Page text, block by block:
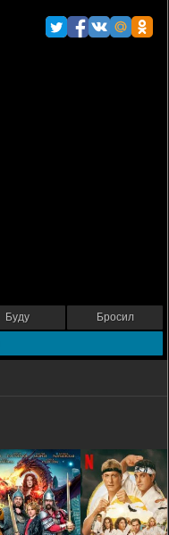
Буду Бросил